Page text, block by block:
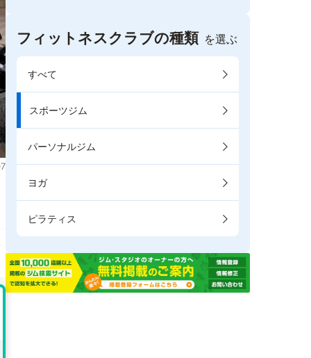
フィットネスクラブの種類 を選ぶ
すべて
スポーツジム
パーソナルジム
ヨガ
ピラティス